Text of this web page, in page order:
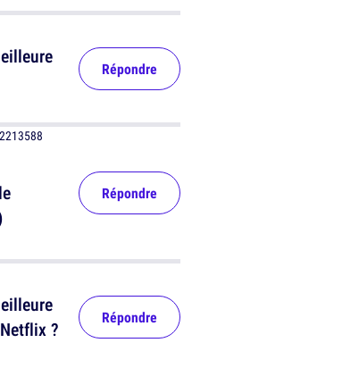
Répondre
Répondre
?
Répondre